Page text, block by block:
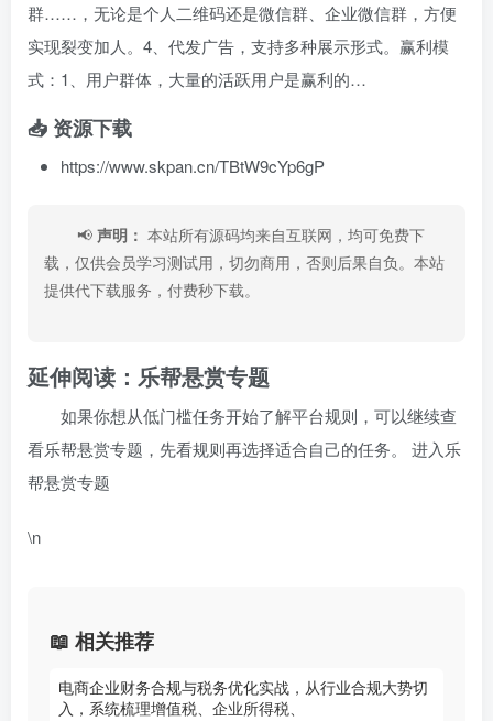
群……，无论是个人二维码还是微信群、企业微信群，方便
实现裂变加人。4、代发广告，支持多种展示形式。赢利模
式：1、用户群体，大量的活跃用户是赢利的…
📥 资源下载
https://www.skpan.cn/TBtW9cYp6gP
📢 声明： 本站所有源码均来自互联网，均可免费下
载，仅供会员学习测试用，切勿商用，否则后果自负。本站
提供代下载服务，付费秒下载。
延伸阅读：乐帮悬赏专题
如果你想从低门槛任务开始了解平台规则，可以继续查
看乐帮悬赏专题，先看规则再选择适合自己的任务。 进入乐
帮悬赏专题
\n
📖 相关推荐
电商企业财务合规与税务优化实战，从行业合规大势切
入，系统梳理增值税、企业所得税、